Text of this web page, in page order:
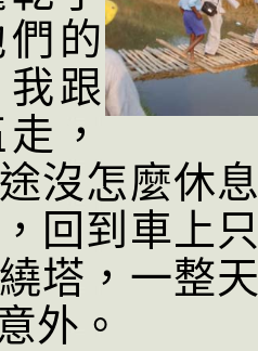
的
跟
，
沒怎麼休
回到車上
塔，一整
外。